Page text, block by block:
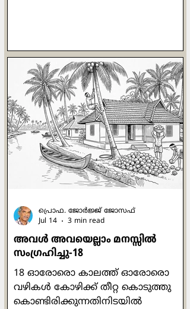
വരിയാണ് ശീര്‍ഷകമായി
മാറിയിരിക്കുന്നത്. സ്വന്തം
അമ്മയെക്കുറിച്ചെഴുതുമ്പോള്‍തന്നെ
ദേശവും കാലവും രാഷ്ട്രീയവും എല്ലാം
സൂക്ഷ്മമായി അടയാളപ്പെടുത്താന്‍
എഴുത്തുകാരിക്ക് സാധിക്കുന്നു.
അരുന്ധതിയുടെ
ഓര്‍മ്മക്കുറിപ്പുകളാണ് ഈ ഗ്രന്ഥം
എന്നു പറയാം. ഇതില്‍ എഴുത്തുകാരി
തന്‍റെ അമ്മയായ മേരി റോയിയു
അവള്‍ അവയെല്ലാം മനസ്സില്‍
സംഗ്രഹിച്ചു-18
18 ഓരോരൊ കാലത്ത് ഓരോരൊ
വഴികള്‍ കോഴിക്ക് തീറ്റ കൊടുത്തു
കൊണ്ടിരിക്കുന്നതിനിടയില്‍
പ്രൊഫ. ജോര്‍ജ്ജ് ജോസഫ്
Jul 14
3 min read